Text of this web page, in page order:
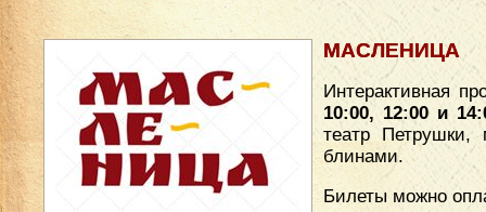
МАСЛЕНИЦА
Интерактивная
10:00, 12:00 и
театр Петрушки,
блинами.
Билеты можно